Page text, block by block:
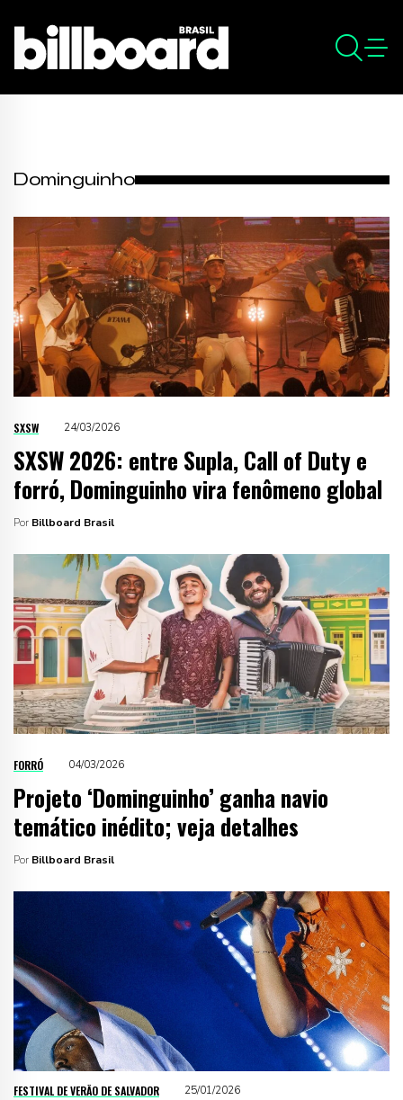
Dominguinho
SXSW 24/03/2026
SXSW 2026: entre Supla, Call of Duty e
forró, Dominguinho vira fenômeno global
Por Billboard Brasil
FORRÓ 04/03/2026
Projeto ‘Dominguinho’ ganha navio
temático inédito; veja detalhes
Por Billboard Brasil
FESTIVAL DE VERÃO DE SALVADOR 25/01/2026